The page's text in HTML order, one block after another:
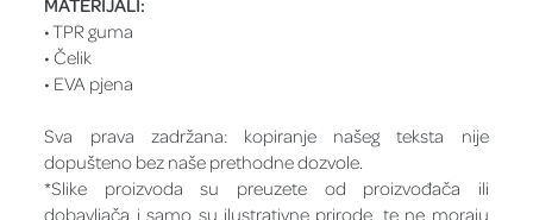
MATERIJALI:
• TPR guma
• Čelik
• EVA pjena
Sva prava zadržana: kopiranje našeg teksta nije
dopušteno bez naše prethodne dozvole.
*Slike proizvoda su preuzete od proizvođača ili
dobavljača i samo su ilustrativne prirode, te ne moraju